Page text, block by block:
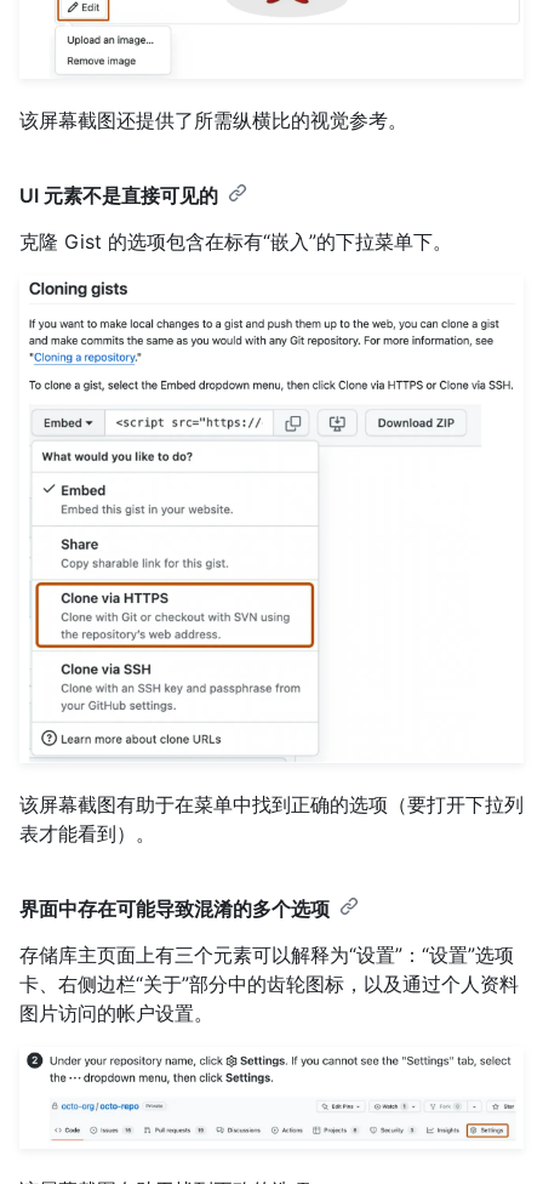
该屏幕截图还提供了所需纵横比的视觉参考。
UI 元素不是直接可见的
克隆 Gist 的选项包含在标有“嵌入”的下拉菜单下。
该屏幕截图有助于在菜单中找到正确的选项（要打开下拉列
表才能看到）。
界面中存在可能导致混淆的多个选项
存储库主页面上有三个元素可以解释为“设置”：“设置”选项
卡、右侧边栏“关于”部分中的齿轮图标，以及通过个人资料
图片访问的帐户设置。